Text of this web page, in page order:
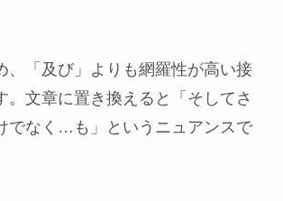
、「及び」よりも網羅性が高い接
。文章に置き換えると「そしてさ
でなく…も」というニュアンスで